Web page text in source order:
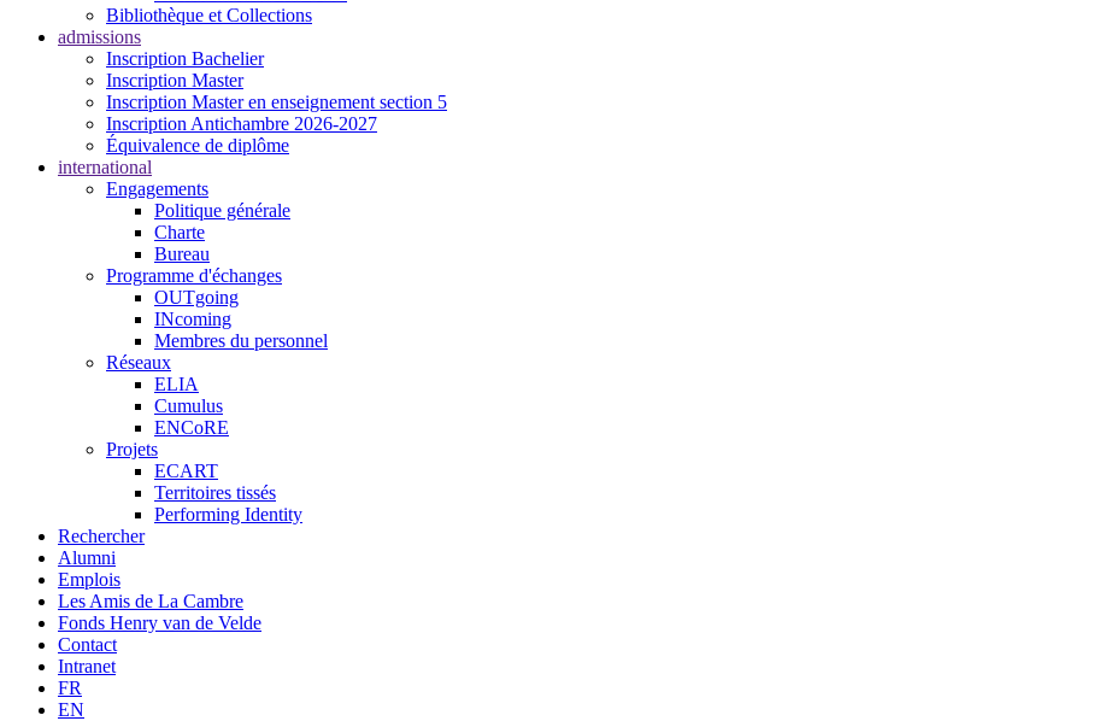
Bibliothèque et Collections
admissions
Inscription Bachelier
Inscription Master
Inscription Master en enseignement section 5
Inscription Antichambre 2026-2027
Équivalence de diplôme
international
Engagements
Politique générale
Charte
Bureau
Programme d'échanges
OUTgoing
INcoming
Membres du personnel
Réseaux
ELIA
Cumulus
ENCoRE
Projets
ECART
Territoires tissés
Performing Identity
Rechercher
Alumni
Emplois
Les Amis de La Cambre
Fonds Henry van de Velde
Contact
Intranet
FR
EN